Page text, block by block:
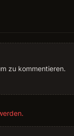
zu kommentieren.